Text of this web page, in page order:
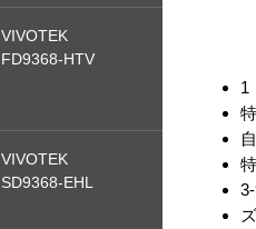
1
VIVOTEK
FD9368-HTV
VIVOTEK
SD9368-EHL